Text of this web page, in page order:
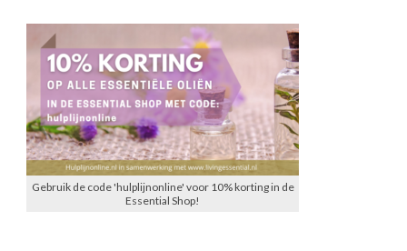
Gebruik de code 'hulplijnonline' voor 10% korting in de
Essential Shop!